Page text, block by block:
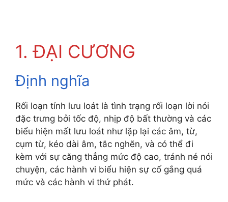
1. ĐẠI CƯƠNG
Định nghĩa
Rối loạn tính lưu loát là tình trạng rối loạn lời nói
đặc trưng bởi tốc độ, nhịp độ bất thường và các
biểu hiện mất lưu loát như lặp lại các âm, từ,
cụm từ, kéo dài âm, tắc nghẽn, và có thể đi
kèm với sự căng thẳng mức độ cao, tránh né nói
chuyện, các hành vi biểu hiện sự cố gắng quá
mức và các hành vi thứ phát.